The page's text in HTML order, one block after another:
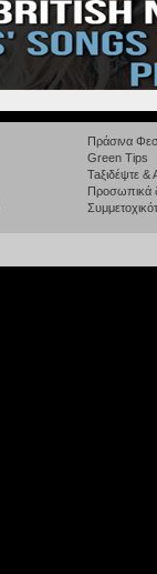
Πράσινα
Green Tips
Taξιδέψτε
Προσωπικά